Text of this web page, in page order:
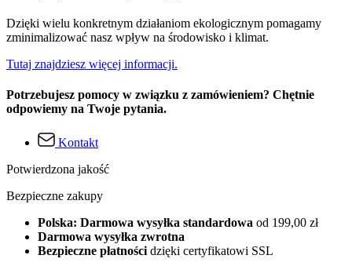
Dzięki wielu konkretnym działaniom ekologicznym pomagamy
zminimalizować nasz wpływ na środowisko i klimat.
Tutaj znajdziesz więcej informacji.
Potrzebujesz pomocy w związku z zamówieniem? Chętnie
odpowiemy na Twoje pytania.
Kontakt
Potwierdzona jakość
Bezpieczne zakupy
Polska: Darmowa wysyłka standardowa od 199,00 zł
Darmowa wysyłka zwrotna
Bezpieczne płatności dzięki certyfikatowi SSL